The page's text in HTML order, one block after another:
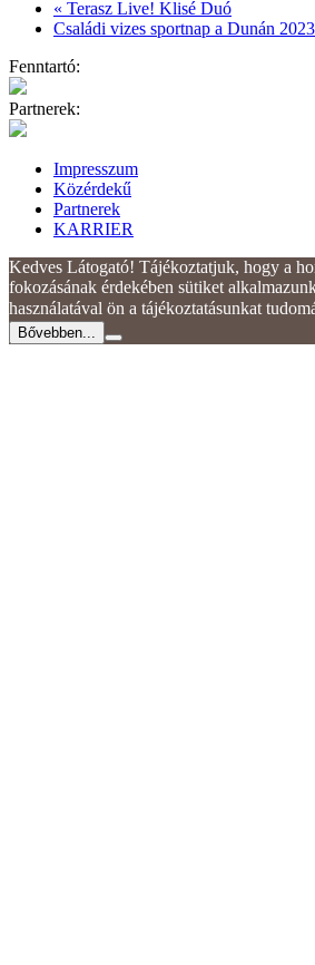
« Terasz Live! Klisé Duó
Családi vizes sportnap a Dunán 2023
Fenntartó:
Partnerek:
Impresszum
Közérdekű
Partnerek
KARRIER
Kedves Látogató! Tájékoztatjuk, hogy a
fokozásának érdekében sütiket
használatával ön a tájékoztatásunkat
Bővebben...